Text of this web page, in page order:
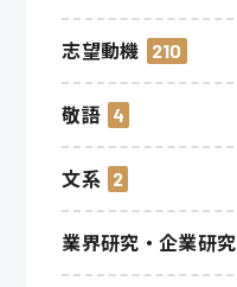
志望動機 210
敬語 4
文系 2
業界研究・企業研究